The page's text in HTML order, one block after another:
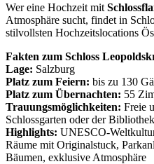
Wer eine Hochzeit mit
Atmosphäre sucht, findet in
stilvollsten Hochzeitslocations
Fakten zum Schloss
Lage: Salzburg
Platz zum Feiern: bis zu 130
Platz zum Übernachten: 55
Trauungsmöglichkeiten: Freie
Schlossgarten oder der Bibliothek
Highlights: UNESCO-
Räume mit Originalstuck,
Bäumen, exklusive Atmosphäre